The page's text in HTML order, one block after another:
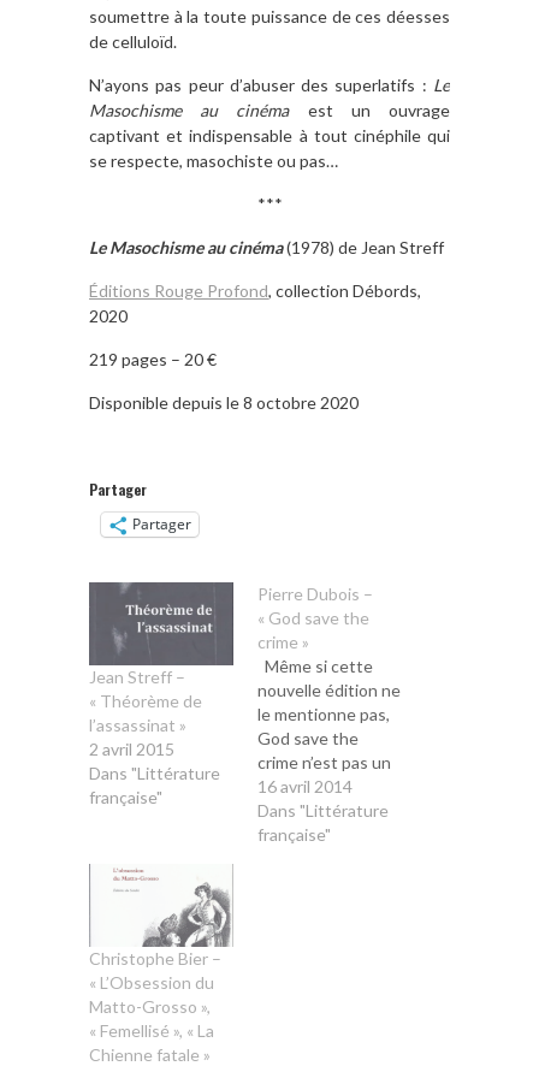
soumettre à la toute puissance de ces déesses
de celluloïd.
N’ayons pas peur d’abuser des superlatifs : Le
Masochisme au cinémaest un ouvrage
captivant et indispensable à tout cinéphile qui
se respecte, masochiste ou pas…
***
Le Masochisme au cinéma(1978) de Jean Streff
Éditions Rouge Profond, collection Débords,
2020
219 pages – 20 €
Disponible depuis le 8 octobre 2020
Partager
Partager
Jean Streff –
« Théorème de
l’assassinat »
2 avril 2015
Dans "Littérature
française"
Pierre Dubois –
« God save the
crime »
Même si cette
nouvelle édition ne
le mentionne pas,
God save the
crime n’est pas un
inédit de Pierre
Dubois puisque le
roman date de
16 avril 2014
Dans "Littérature
française"
Christophe Bier –
« L’Obsession du
Matto-Grosso »,
« Femellisé », « La
Chienne fatale »